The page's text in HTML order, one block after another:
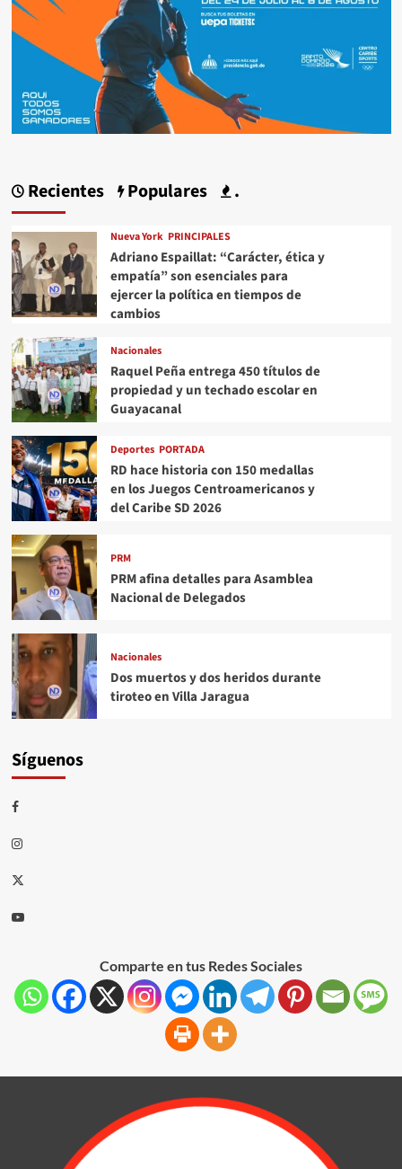
Recientes Populares .
Nueva York PRINCIPALES
Adriano Espaillat: “Carácter, ética y
empatía” son esenciales para
ejercer la política en tiempos de
cambios
Nacionales
Raquel Peña entrega 450 títulos de
propiedad y un techado escolar en
Guayacanal
Deportes PORTADA
RD hace historia con 150 medallas
en los Juegos Centroamericanos y
del Caribe SD 2026
PRM
PRM afina detalles para Asamblea
Nacional de Delegados
Nacionales
Dos muertos y dos heridos durante
tiroteo en Villa Jaragua
Síguenos
Comparte en tus Redes Sociales